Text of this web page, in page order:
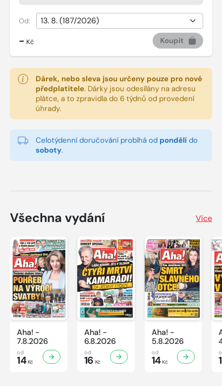
Od:
- Kč Koupit
Dárek, nebo sleva jsou určeny pouze pro nové
předplatitele. Dárky jsou odesílány na adresu
plátce, a to zpravidla do 6 týdnů od provedení
úhrady.
Celotýdenní doručování probíhá od pondělí do
soboty.
Všechna vydání Více
Aha! -
7.8.2026
od
14Kč
Aha! -
6.8.2026
od
16 Kč
Aha! -
5.8.2026
od
14Kč